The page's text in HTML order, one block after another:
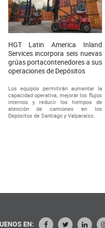
HGT Latin America Inland
Services incorpora seis nuevas
grúas portacontenedores a sus
operaciones de Depósitos
Los equipos permitirán aumentar la
capacidad operativa, mejorar los flujos
internos y reducir los tiempos de
atención de camiones en los
Depósitos de Santiago y Valparaíso.
EN: